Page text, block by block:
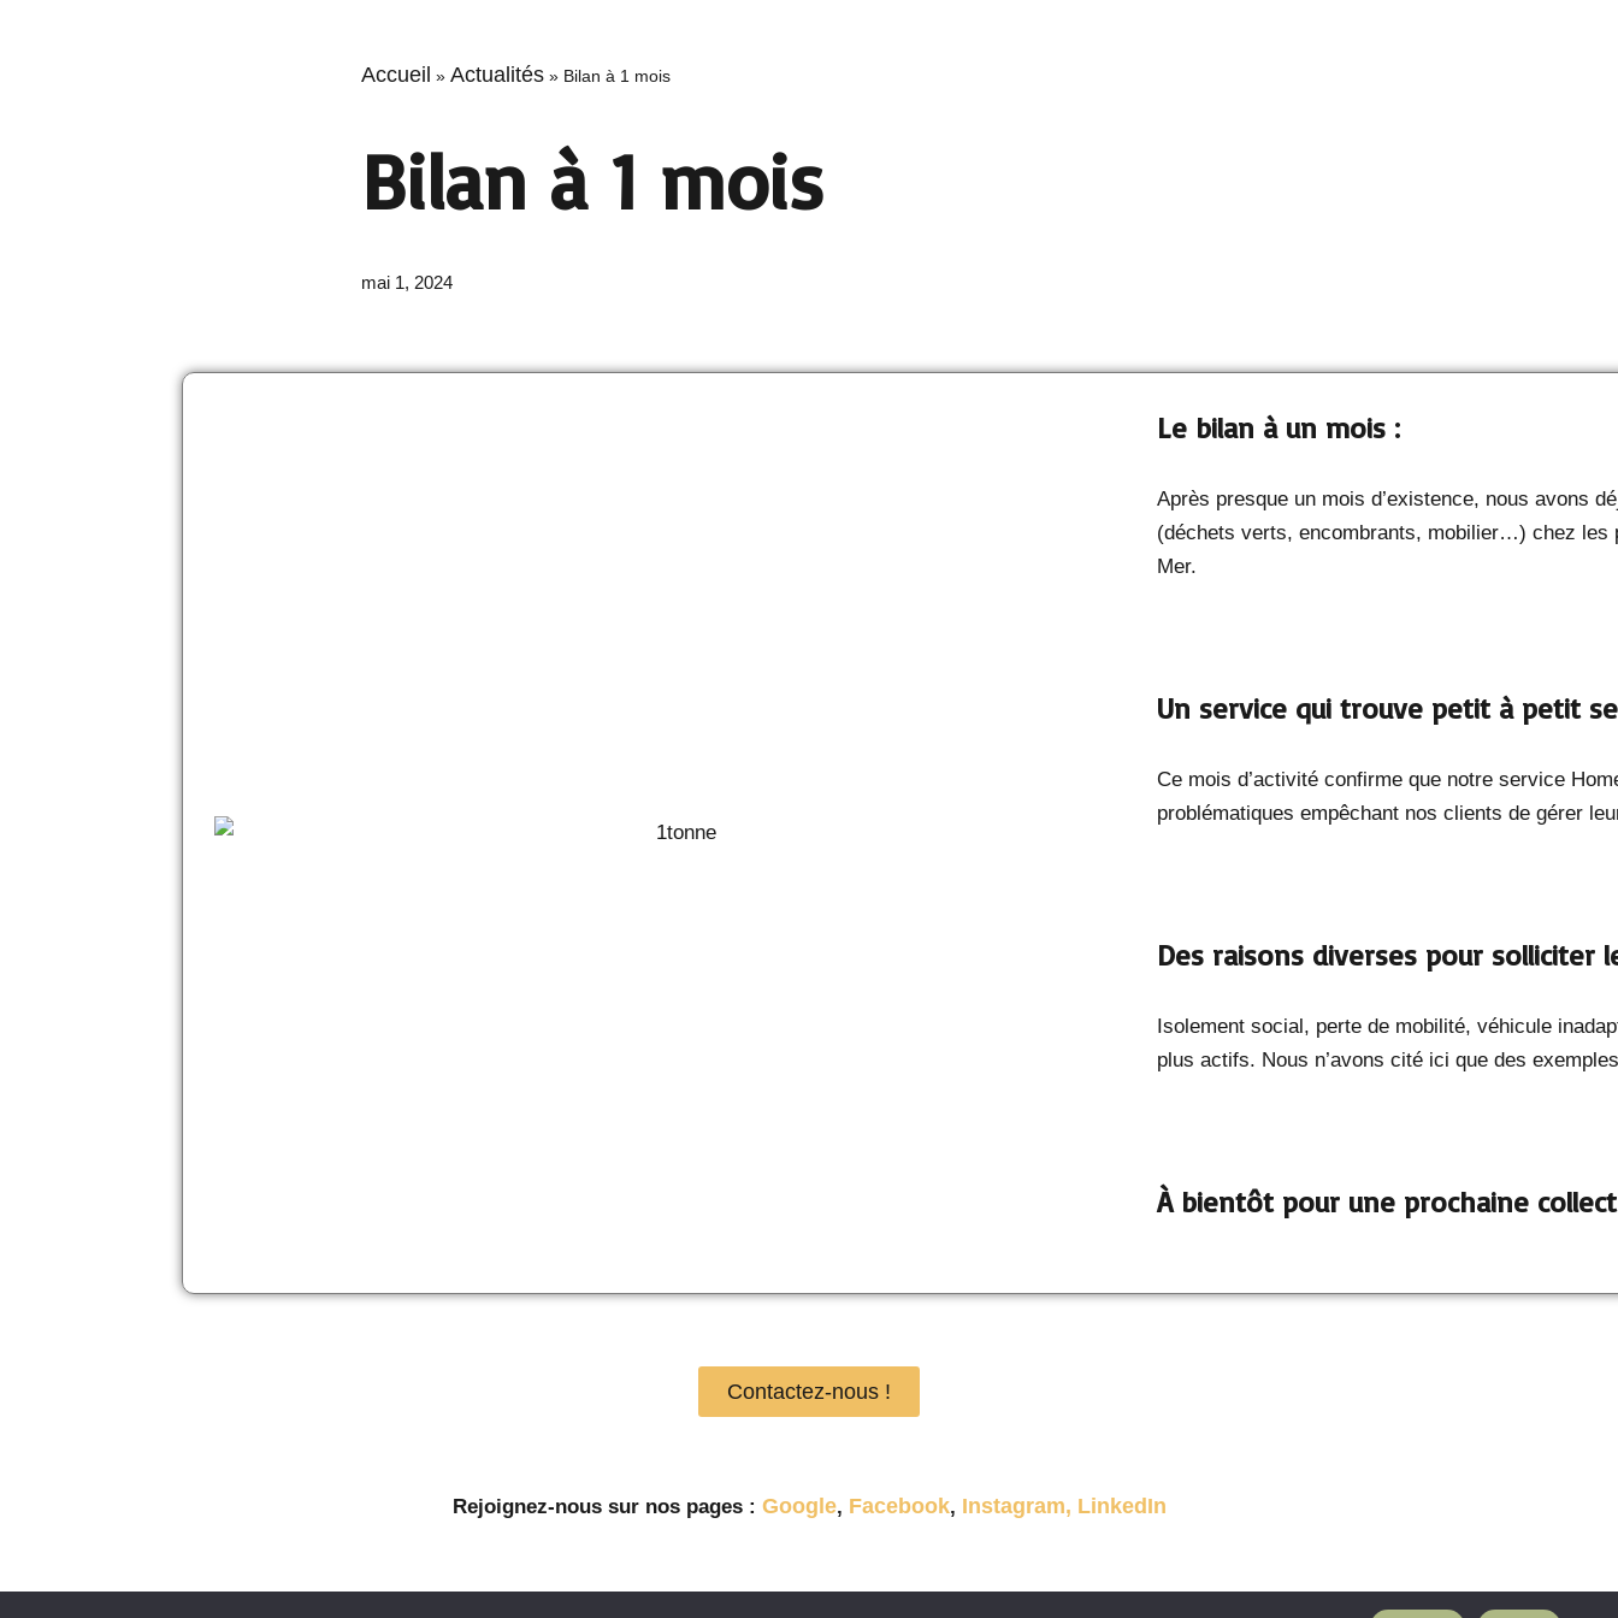
Accueil » Actualités » Bilan à 1 mois
Bilan à 1 mois
mai 1, 2024
Le bilan à un mois :
Après presque un mois d’existence, nous avons
(déchets verts, encombrants, mobilier…) chez les
Mer.
Un service qui trouve petit à petit
Ce mois d’activité confirme que notre service
problématiques empêchant nos clients de gérer
Des raisons diverses pour solliciter
Isolement social, perte de mobilité, véhicule
plus actifs. Nous n’avons cité ici que des
À bientôt pour une prochaine
Contactez-nous !
Rejoignez-nous sur nos pages : Google, Facebook, Instagram, LinkedIn